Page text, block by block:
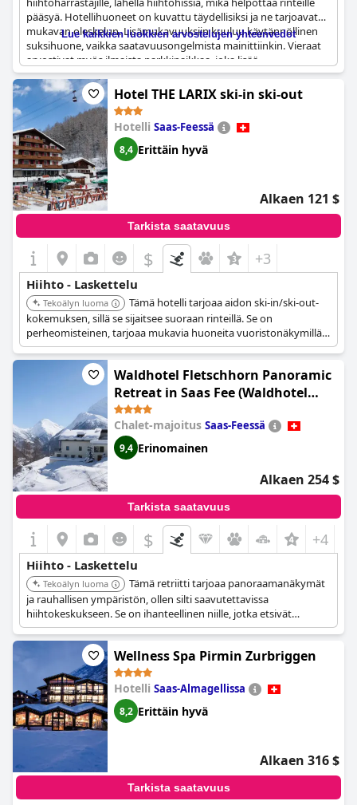
pääsyä. Hotellihuoneet on kuvattu täydellisiksi ja ne tarjoavat
mukavan oleskelun. Lisämukavuuksiin kuuluu käytännöllinen
suksihuone, vaikka saatavuusongelmista mainittiinkin. Vieraat
arvostivat myös ilmaista parkkipaikkaa, joka lisää
käyttömukavuutta. Hotelli sijaitsee keskeisellä paikalla
laaksoasemien läheisyydessä ja siellä on bussikuljetus, mikä
takaa helpon kuljetuksen hiihtäjille. Kaiken kaikkiaan Hotel
Christiania tarjoaa erinomaisen paikan hiihtolomalle loistavan
sijaintinsa ja hyödyllisten palveluidensa ansiosta.
Lue kaikkien luokkien arvostelujen yhteenvedot
Hotel THE LARIX ski-in ski-out
Hotelli Saas-Feessä
8,4 Erittäin hyvä
Alkaen 121 $
Tarkista saatavuus
$ +3
Hiihto - Laskettelu
Tekoälyn luoma
Tämä hotelli tarjoaa aidon ski-in/ski-out-
kokemuksen, sillä se sijaitsee suoraan rinteillä. Se on
perheomisteinen, tarjoaa mukavia huoneita vuoristonäkymillä
ja on kävelymatkan päässä kylän keskustasta. Asiakkaat
pääsevät helposti Spielbodenin köysiradalle ja voivat nauttia
after ski -aktiviteeteista.Waldhotel Fletschhorn Panoramic
Retreat in Saas Fee (Waldhotel
Fletschhorn Private Whole Hotel in
Saas-Fee 360 Alpine Views & Sauna)
Chalet-majoitus Saas-Feessä
9,4 Erinomainen
Alkaen 254 $
Tarkista saatavuus
$ +4
Hiihto - Laskettelu
Tekoälyn luoma
Tämä retriitti tarjoaa panoraamanäkymät
ja rauhallisen ympäristön, ollen silti saavutettavissa
hiihtokeskukseen. Se on ihanteellinen niille, jotka etsivät
rauhallista pakopaikkaa kätevällä pääsyllä talviurheilulajeihin.
Wellness Spa Pirmin Zurbriggen
Hotelli Saas-Almagellissa
8,2 Erittäin hyvä
Alkaen 316 $
Tarkista saatavuus